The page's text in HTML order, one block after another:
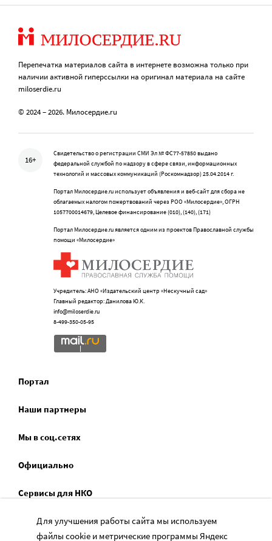
Перепечатка материалов сайта в интернете возможна только при
наличии активной гиперссылки на оригинал материала на сайте
miloserdie.ru
© 2024 – 2026. Милосердие.ru
16+
Свидетельство о регистрации СМИ Эл № ФС77-57850 выдано
федеральной службой по надзору в сфере связи, информационных
технологий и массовых коммуникаций (Роскомнадзор) 25.04.2014 г.
Портал Милосердие.ru использует объявления и веб-сайт для сбора не
облагаемых налогом пожертвований через РОО «Милосердие», ОГРН
1057700014679, Целевое финансирование (010), (140), (171)
Портал Милосердие.ru является одним из проектов Православной службы
помощи «Милосердие»
Учредитель: АНО «Издательский центр «Нескучный сад»
Главный редактор: Данилова Ю.К.
info@miloserdie.ru
8-499-350-05-95
Портал
Наши партнеры
Мы в соц.сетях
Официально
Сервисы для НКО
Спецпроекты
Для улучшения работы сайта мы используем
файлы cookie и метрические программы Яндекс